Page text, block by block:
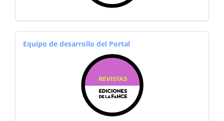
equiporevistas
Equipo de desarrollo del Portal